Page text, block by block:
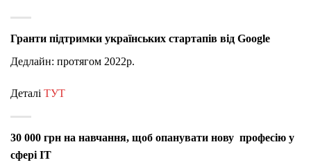
Гранти підтримки українських стартапів від Google
Дедлайн: протягом 2022р.
Деталі ТУТ
30 000 грн на навчання, щоб опанувати нову професію у
сфері IT